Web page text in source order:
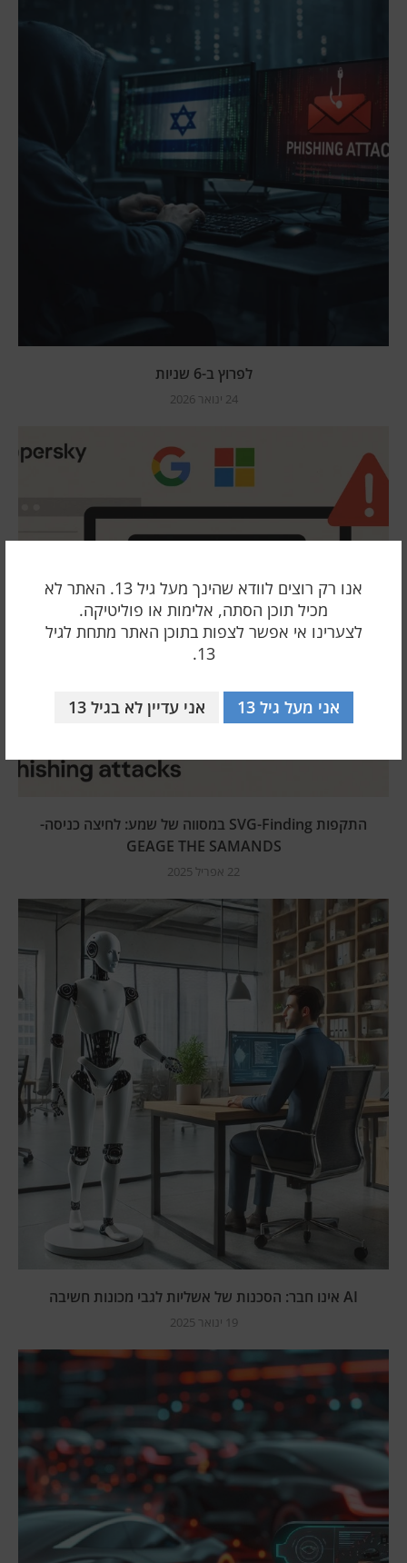
אנו רק רוצים לוודא שהינך מעל גיל 13. האתר לא
מכיל תוכן הסתה, אלימות או פוליטיקה.
לצערינו אי אפשר לצפות בתוכן האתר מתחת לגיל
13.
אני מעל גיל 13 אני עדיין לא בגיל 13
לפרוץ ב-6 שניות
24 ינואר 2026
התקפות SVG-Finding במסווה של שמע: לחיצה כניסה-
GEAGE THE SAMANDS
22 אפריל 2025
AI אינו חבר: הסכנות של אשליות לגבי מכונות חשיבה
19 ינואר 2025